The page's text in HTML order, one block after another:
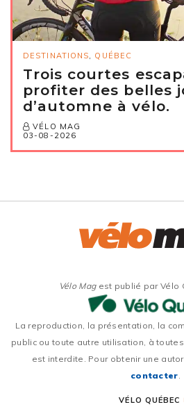
DESTINATIONS, QUÉBEC
Trois courtes
profiter des belles
d’automne à vélo.
VÉLO MAG
03-08-2026
Vélo Magest publié par Vélo
La reproduction, la présentation, la
public ou toute autre utilisation, à
est interdite. Pour obtenir une
contacter.
VÉLO QUÉBEC